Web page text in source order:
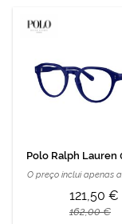
Polo Ralph Lauren
O preço inclui apenas
121,50 €
162,00 €